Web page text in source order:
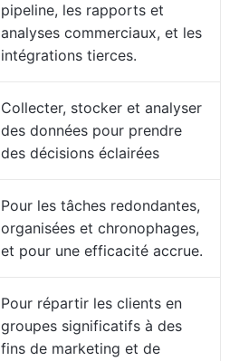
pipeline, les rapports et
analyses commerciaux, et les
intégrations tierces.
Collecter, stocker et analyser
des données pour prendre
des décisions éclairées
Pour les tâches redondantes,
organisées et chronophages,
et pour une efficacité accrue.
Pour répartir les clients en
groupes significatifs à des
fins de marketing et de